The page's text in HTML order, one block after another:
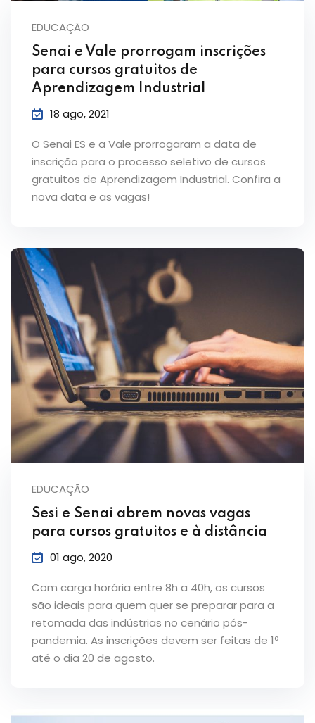
EDUCAÇÃO
Senai e Vale prorrogam inscrições
para cursos gratuitos de
Aprendizagem Industrial
18 ago, 2021
O Senai ES e a Vale prorrogaram a data de
inscrição para o processo seletivo de cursos
gratuitos de Aprendizagem Industrial. Confira a
nova data e as vagas!
EDUCAÇÃO
Sesi e Senai abrem novas vagas
para cursos gratuitos e à distância
01 ago, 2020
Com carga horária entre 8h a 40h, os cursos
são ideais para quem quer se preparar para a
retomada das indústrias no cenário pós-
pandemia. As inscrições devem ser feitas de 1º
até o dia 20 de agosto.